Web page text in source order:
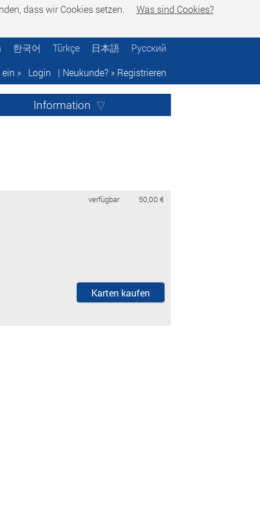
dass wir Cookies setzen.
Was sind Cookies?
한국어 Türkçe 日本語
Русский
»
Login | Neukunde? » Registrieren
Information
verfügbar 50,00 €
Karten kaufen